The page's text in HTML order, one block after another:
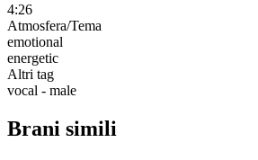
4:26
Atmosfera/Tema
emotional
energetic
Altri tag
vocal - male
Brani simili